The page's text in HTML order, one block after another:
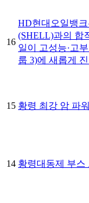
16
HD현대오일뱅
(SHELL)과의 합
일이 고성능·고
룹 3)에 새롭게
15 황령 최강 암 파
14 황령대동제 부스